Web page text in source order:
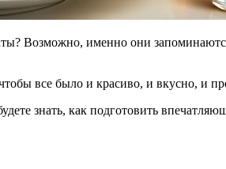
все было и красиво, и вкусно, и
знать, как подготовить